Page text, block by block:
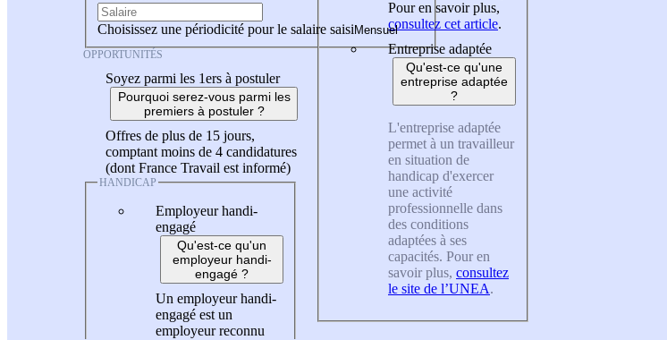
Choisissez une périodicité pour le salaire saisi
OPPORTUNITÉS
Soyez parmi les 1ers à postuler
Pourquoi serez-vous parmi les
premiers à postuler ?
Offres de plus de 15 jours,
comptant moins de 4 candidatures
(dont France Travail est informé)
HANDICAP
Employeur handi-
engagé
Qu'est-ce qu'un
employeur handi-
engagé ?
Un employeur handi-
engagé est un
employeur reconnu
Pour en savoir plus,
consultez cet article.
Entreprise adaptée
Qu'est-ce qu'une
entreprise adaptée
?
L'entreprise adaptée
permet à un travailleur
en situation de
handicap d'exercer
une activité
professionnelle dans
des conditions
adaptées à ses
capacités. Pour en
savoir plus, consultez
le site de l’UNEA.